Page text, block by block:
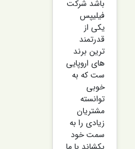
باشد شرکت
فیلیپس
یکی از
قدرتمند
ترین برند
های اروپایی
ست که به
خوبی
توانسته
مشتریان
زیادی را به
سمت خود